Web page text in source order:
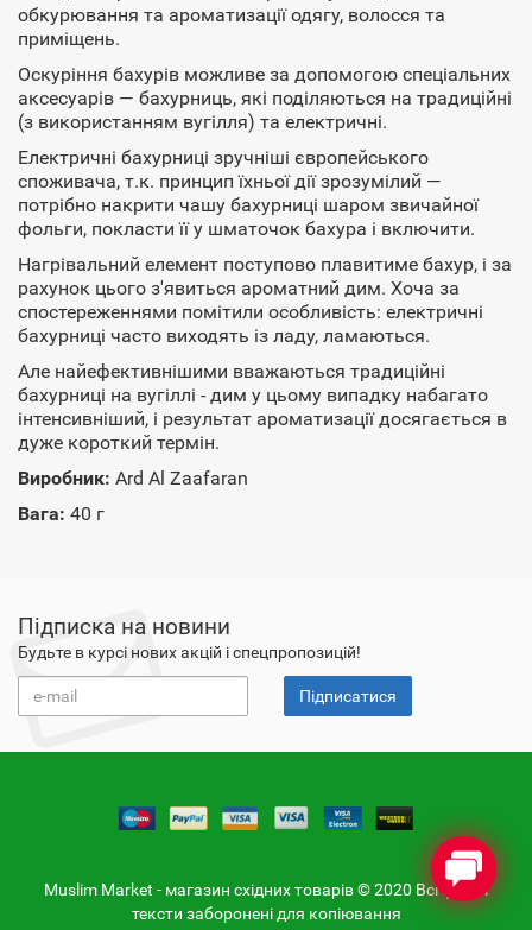
обкурювання та ароматизації одягу, волосся та
приміщень.
Оскуріння бахурів можливе за допомогою спеціальних
аксесуарів — бахурниць, які поділяються на традиційні
(з використанням вугілля) та електричні.
Електричні бахурниці зручніші європейського
споживача, т.к. принцип їхньої дії зрозумілий —
потрібно накрити чашу бахурниці шаром звичайної
фольги, покласти її у шматочок бахура і включити.
Нагрівальний елемент поступово плавитиме бахур, і за
рахунок цього з'явиться ароматний дим. Хоча за
спостереженнями помітили особливість: електричні
бахурниці часто виходять із ладу, ламаються.
Але найефективнішими вважаються традиційні
бахурниці на вугіллі - дим у цьому випадку набагато
інтенсивніший, і результат ароматизації досягається в
дуже короткий термін.
Виробник: Ard Al Zaafaran
Вага: 40 г
Підписка на новини
Будьте в курсі нових акцій і спецпропозицій!
Підписатися
Muslim Market - магазин східних товарів © 2020 Всі фото і
тексти заборонені для копіювання